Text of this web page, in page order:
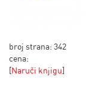
broj strana: 342
cena:
[Naruči knjigu]